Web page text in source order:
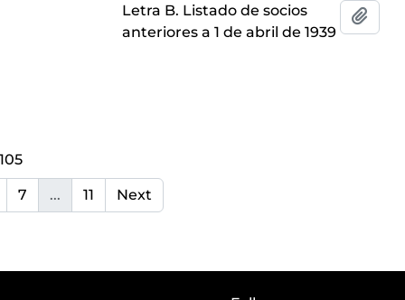
Letra B. Listado de socios
anteriores a 1 de abril de 1939
Add
7 ... 11 Next